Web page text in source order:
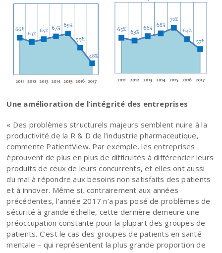
Une amélioration de l’intégrité des entreprises
« Des problèmes structurels majeurs semblent nuire à la
productivité de la R & D de l’industrie pharmaceutique,
commente PatientView. Par exemple, les entreprises
éprouvent de plus en plus de difficultés à différencier leurs
produits de ceux de leurs concurrents, et elles ont aussi
du mal à répondre aux besoins non satisfaits des patients
et à innover. Même si, contrairement aux années
précédentes, l’année 2017 n’a pas posé de problèmes de
sécurité à grande échelle, cette dernière demeure une
préoccupation constante pour la plupart des groupes de
patients. C’est le cas des groupes de patients en santé
mentale – qui représentent la plus grande proportion de